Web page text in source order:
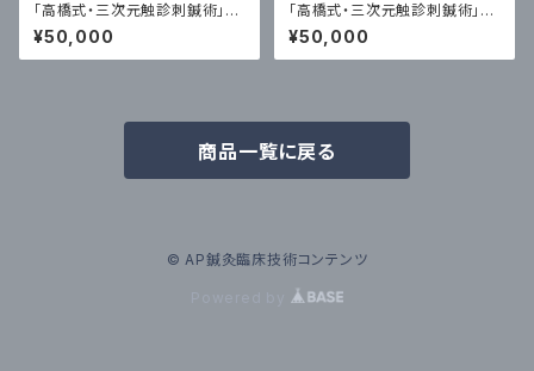
「高橋式・三次元触診刺鍼術」頭
鍼 実技動画②
¥50,000
「高橋式・三次元触診刺鍼術」鍼
灸 治療家の手
¥50,000
商品一覧に戻る
© AP鍼灸臨床技術コンテンツ